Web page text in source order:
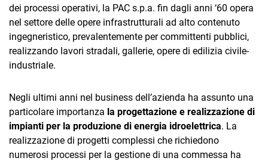
TeamSystem Corporate
TeamSystem Store
dei processi operativi, la PAC s.p.a. fin dagli anni ‘60 opera
nel settore delle opere infrastrutturali ad alto contenuto
ingegneristico, prevalentemente per committenti pubblici,
realizzando lavori stradali, gallerie, opere di edilizia civile-
industriale.
Negli ultimi anni nel business dell’azienda ha assunto una
particolare importanza la progettazione e realizzazione di
impianti per la produzione di energia idroelettrica. La
realizzazione di progetti complessi che richiedono
numerosi processi per la gestione di una commessa ha